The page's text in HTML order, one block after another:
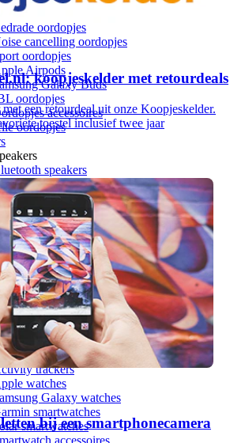
oordopjes
oordopjes
cancelling oordopjes
oordopjes
Airpods
Galaxy Buds
oordopjes
accessoires
oordopjes
speakers
speakers
speakers
koptelefoons
cancelling koptelefoons
Airpods Max
koptelefoons
koptelefoons
trackers
watches
Galaxy watches
smartwatches
smartwatches
accessoires
koopjeskelder met retourdeals
een retourdeal uit onze Koopjeskelder.
toestel inclusief twee jaar
bij een smartphonecamera